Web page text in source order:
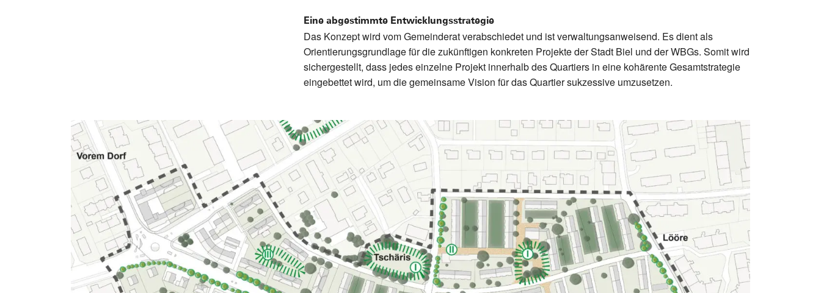
Eine abgestimmte Entwicklungsstrategie
Das Konzept wird vom Gemeinderat verabschiedet und ist verwaltungsanweisend. Es dient als
Orientierungsgrundlage für die zukünftigen konkreten Projekte der Stadt Biel und der WBGs. Somit wird
sichergestellt, dass jedes einzelne Projekt innerhalb des Quartiers in eine kohärente Gesamtstrategie
eingebettet wird, um die gemeinsame Vision für das Quartier sukzessive umzusetzen.